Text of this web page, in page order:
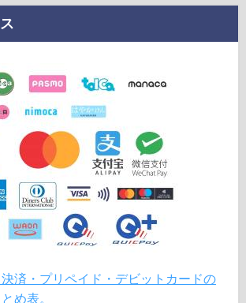
済・プリペイド・デビットカードの
め表。